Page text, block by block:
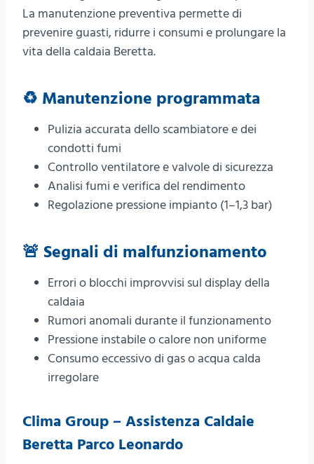
La manutenzione preventiva permette di
prevenire guasti, ridurre i consumi e prolungare la
vita della caldaia Beretta.
♻️ Manutenzione programmata
Pulizia accurata dello scambiatore e dei
condotti fumi
Controllo ventilatore e valvole di sicurezza
Analisi fumi e verifica del rendimento
Regolazione pressione impianto (1–1,3 bar)
🚨 Segnali di malfunzionamento
Errori o blocchi improvvisi sul display della
caldaia
Rumori anomali durante il funzionamento
Pressione instabile o calore non uniforme
Consumo eccessivo di gas o acqua calda
irregolare
Clima Group – Assistenza Caldaie
Beretta Parco Leonardo